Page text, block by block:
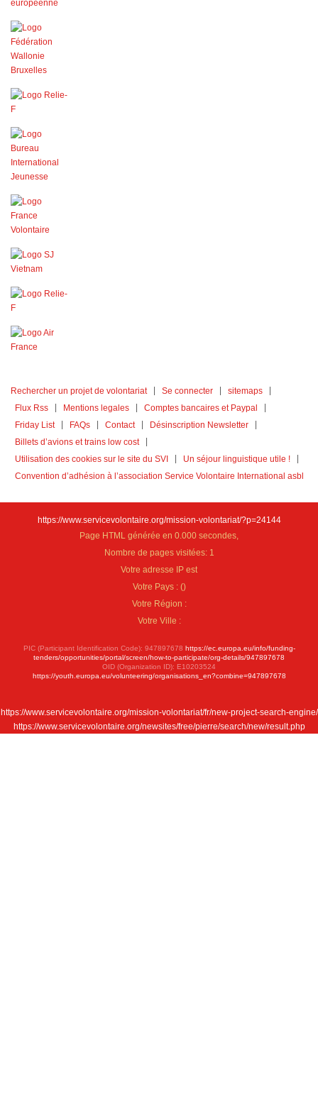
Rechercher un projet de volontariat Se connecter
sitemaps
Flux Rss
Mentions legales
Comptes bancaires et Paypal
Friday List
FAQs Contact
Désinscription Newsletter
Billets d’avions et trains low cost
Utilisation des cookies sur le site du SVI
Un séjour linguistique utile !
Convention d’adhésion à l’association Service Volontaire International asbl
https://www.servicevolontaire.org/mission-volontariat/?p=24144
Page HTML générée en 0.000 secondes,
Nombre de pages visitées: 1
Votre adresse IP est
Votre Pays : ()
Votre Région :
Votre Ville :
PIC (Participant Identification Code): 947897678 https://ec.europa.eu/info/funding-
tenders/opportunities/portal/screen/how-to-participate/org-details/947897678
OID (Organization ID): E10203524
https://youth.europa.eu/volunteering/organisations_en?combine=947897678
https://www.servicevolontaire.org/mission-volontariat/fr/new-project-search-engine/
https://www.servicevolontaire.org/newsites/free/pierre/search/new/result.php